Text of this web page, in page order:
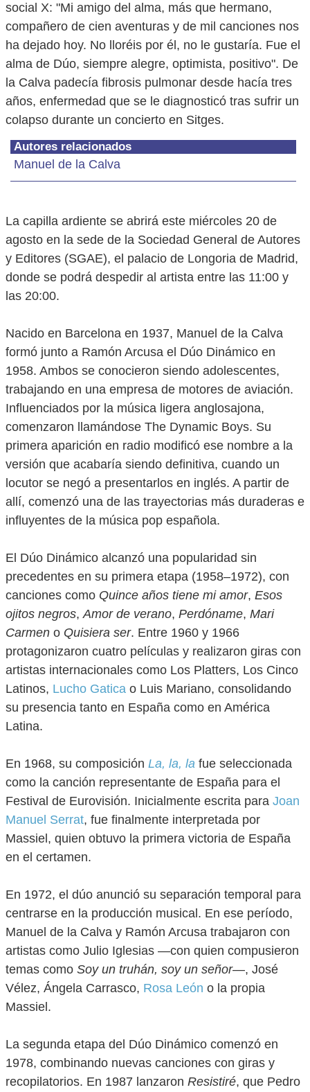
social X: "Mi amigo del alma, más que hermano,
compañero de cien aventuras y de mil canciones nos
ha dejado hoy. No lloréis por él, no le gustaría. Fue el
alma de Dúo, siempre alegre, optimista, positivo". De
la Calva padecía fibrosis pulmonar desde hacía tres
años, enfermedad que se le diagnosticó tras sufrir un
colapso durante un concierto en Sitges.
Autores relacionados
Manuel de la Calva
La capilla ardiente se abrirá este miércoles 20 de
agosto en la sede de la Sociedad General de Autores
y Editores (SGAE), el palacio de Longoria de Madrid,
donde se podrá despedir al artista entre las 11:00 y
las 20:00.
Nacido en Barcelona en 1937, Manuel de la Calva
formó junto a Ramón Arcusa el Dúo Dinámico en
1958. Ambos se conocieron siendo adolescentes,
trabajando en una empresa de motores de aviación.
Influenciados por la música ligera anglosajona,
comenzaron llamándose The Dynamic Boys. Su
primera aparición en radio modificó ese nombre a la
versión que acabaría siendo definitiva, cuando un
locutor se negó a presentarlos en inglés. A partir de
allí, comenzó una de las trayectorias más duraderas e
influyentes de la música pop española.
El Dúo Dinámico alcanzó una popularidad sin
precedentes en su primera etapa (1958–1972), con
canciones como Quince años tiene mi amor, Esos
ojitos negros,Amor de verano, Perdóname, Mari
Carmen o Quisiera ser. Entre 1960 y 1966
protagonizaron cuatro películas y realizaron giras con
artistas internacionales como Los Platters, Los Cinco
Latinos, Lucho Gatica o Luis Mariano, consolidando
su presencia tanto en España como en América
Latina.
En 1968, su composición La, la, la fue seleccionada
como la canción representante de España para el
Festival de Eurovisión. Inicialmente escrita para Joan
Manuel Serrat, fue finalmente interpretada por
Massiel, quien obtuvo la primera victoria de España
en el certamen.
En 1972, el dúo anunció su separación temporal para
centrarse en la producción musical. En ese período,
Manuel de la Calva y Ramón Arcusa trabajaron con
artistas como Julio Iglesias —con quien compusieron
temas como Soy un truhán, soy un señor—, José
Vélez, Ángela Carrasco, Rosa León o la propia
Massiel.
La segunda etapa del Dúo Dinámico comenzó en
1978, combinando nuevas canciones con giras y
recopilatorios. En 1987 lanzaron Resistiré, que Pedro